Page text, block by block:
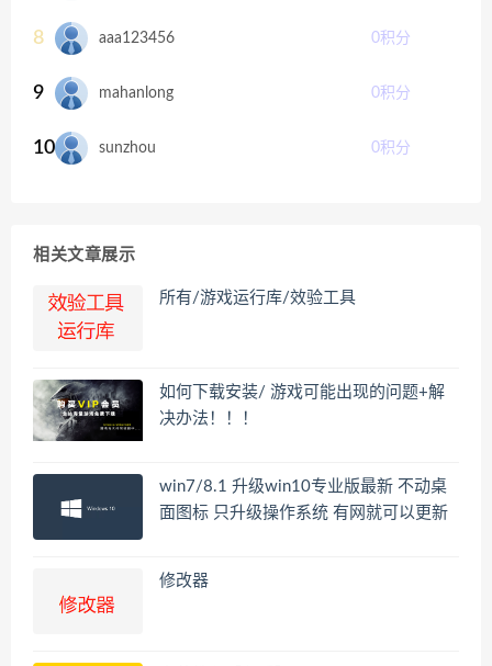
8 aaa123456 0积分
9 mahanlong 0积分
10 sunzhou 0积分
相关文章展示
所有/游戏运行库/效验工具
如何下载安装/ 游戏可能出现的问题+解
决办法！！！
win7/8.1 升级win10专业版最新 不动桌
面图标 只升级操作系统 有网就可以更新
修改器